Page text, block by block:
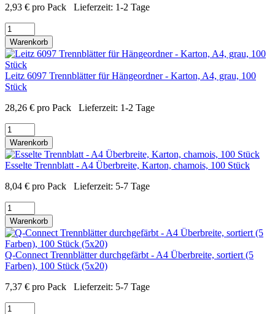
2,93 € pro Pack Lieferzeit: 1-2 Tage
Warenkorb
Leitz 6097 Trennblätter für Hängeordner - Karton, A4, grau, 100
Stück
28,26 € pro Pack Lieferzeit: 1-2 Tage
Warenkorb
Esselte Trennblatt - A4 Überbreite, Karton, chamois, 100 Stück
8,04 € pro Pack Lieferzeit: 5-7 Tage
Warenkorb
Q-Connect Trennblätter durchgefärbt - A4 Überbreite, sortiert (5
Farben), 100 Stück (5x20)
7,37 € pro Pack Lieferzeit: 5-7 Tage